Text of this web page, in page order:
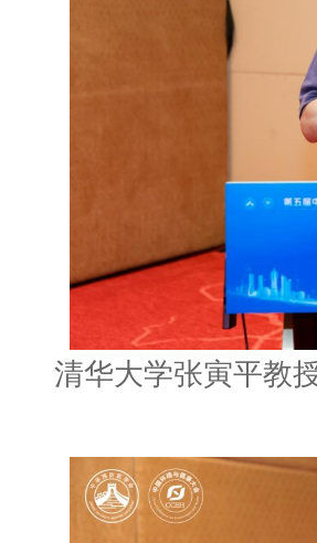
清华大学张寅平教